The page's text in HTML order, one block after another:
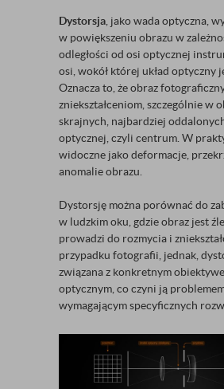
Dystorsja , jako wada optyczna,
w powiększeniu obrazu w
odległości od osi optycznej
osi, wokół której układ optyczny
Oznacza to, że obraz
zniekształceniom, szczególnie w
skrajnych, najbardziej
optycznej, czyli centrum. W
widoczne jako deformacje,
anomalie obrazu.
Dystorsję można porównać do
w ludzkim oku, gdzie obraz jest
prowadzi do rozmycia i
przypadku fotografii, jednak,
związana z konkretnym
optycznym, co czyni ją
wymagającym specyficznych